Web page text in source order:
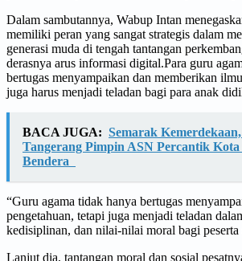
Dalam sambutannya, Wabup Intan
memiliki peran yang sangat strategis dalam
generasi muda di tengah tantangan
derasnya arus informasi digital.Para guru
bertugas menyampaikan dan memberikan
juga harus menjadi teladan bagi para anak
BACA JUGA: Semarak
Tangerang Pimpin ASN Percantik
Bendera
“Guru agama tidak hanya bertugas
pengetahuan, tetapi juga menjadi teladan
kedisiplinan, dan nilai-nilai moral bagi peserta
Lanjut dia, tantangan moral dan sosial